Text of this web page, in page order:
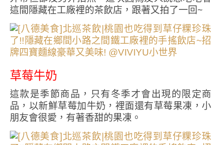
這間隱藏在工廠裡的茶飲店，跟著又拍了一回~
草莓牛奶
這款是季節商品，只有冬季才會出現的限定商
品，以新鮮草莓加牛奶，裡面還有草莓果凍，小
朋友會很愛，有著香甜的果凍。